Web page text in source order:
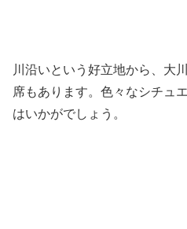
川沿いという好立地から、大
席もあります。色々なシチュ
はいかがでしょう。